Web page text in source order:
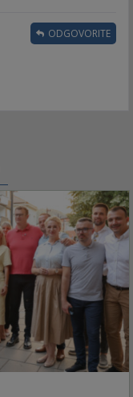
ODGOVORITE